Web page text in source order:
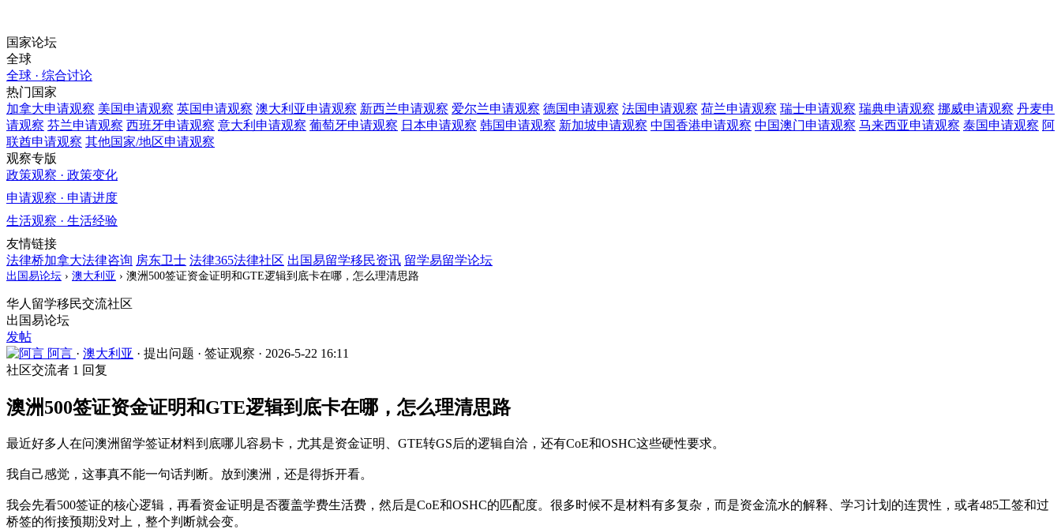
国家论坛
全球
全球 · 综合讨论
热门国家
加拿大申请观察 美国申请观察 英国申请观察 澳大利亚申请观察 新西兰申请观察 爱尔兰申请观察 德国申请观察 法国申请观察 荷兰申请观察 瑞士申请观察 瑞典申请观察 挪威申请观察 丹麦申
请观察 芬兰申请观察 西班牙申请观察 意大利 申请观察 葡萄牙申请观察 日本申请观察 韩国申请观察 新加坡申请观察 中国香港申请观察 中国澳门申请观察 马来西亚申请观察 泰国申请观察 阿
联酋申请观察 其他国家/地区申请观察
观察专版
政策观察 · 政策变化
申请观察 · 申请进度
生活观察 · 生活经验
友情链接
法律桥加拿大法律咨询 房东卫士 法律365法律社区 出国易留学移民资讯 留学易留学论坛
出国易论坛 › 澳大利亚 › 澳洲500签证资金证明和GTE逻辑到底卡在哪，怎么理清思路
华人留学移民交流社区
出国易论坛
发帖
阿言 · 澳大利亚 · 提出问题 · 签证观察 · 2026-5-22 16:11
社区交流者 1 回复
澳洲500签证资金证明和GTE逻辑到底卡在哪，怎么理清思路
最近好多人在问澳洲留学签证材料到底哪儿容易卡，尤其是资金证明、GTE转GS后的逻辑自洽，还有CoE和OSHC这些硬性要求。
我自己感觉，这事真不能一句话判断。放到澳洲，还是得拆开看。
我会先看500签证的核心逻辑，再看资金证明是否覆盖学费生活费，然后是CoE和OSHC的匹配度。很多时候不是材料有多复杂，而是资金流水的解释、学习计划的连贯性，或者485工签和过
桥签的衔接预期没对上，整个判断就会变。